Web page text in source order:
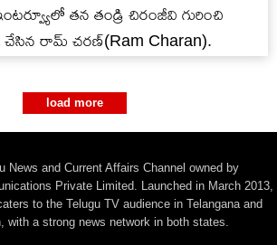
తన తండ్రి చిరంజీవి గురించి
రామ్ చరణ్(Ram Charan).
load more
News and Current Affairs Channel owned by
Private Limited. Launched in March 2013,
to the Telugu TV audience in Telangana and
with a strong news network in both states.